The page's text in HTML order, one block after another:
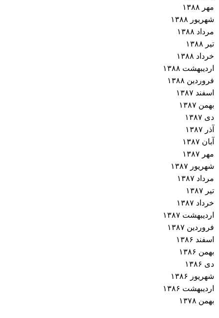
مهر ۱۳۸۸
شهریور ۱۳۸۸
مرداد ۱۳۸۸
تیر ۱۳۸۸
خرداد ۱۳۸۸
اردیبهشت ۱۳۸۸
فروردین ۱۳۸۸
اسفند ۱۳۸۷
بهمن ۱۳۸۷
دی ۱۳۸۷
آذر ۱۳۸۷
آبان ۱۳۸۷
مهر ۱۳۸۷
شهریور ۱۳۸۷
مرداد ۱۳۸۷
تیر ۱۳۸۷
خرداد ۱۳۸۷
اردیبهشت ۱۳۸۷
فروردین ۱۳۸۷
اسفند ۱۳۸۶
بهمن ۱۳۸۶
دی ۱۳۸۶
شهریور ۱۳۸۶
اردیبهشت ۱۳۸۶
بهمن ۱۳۷۸